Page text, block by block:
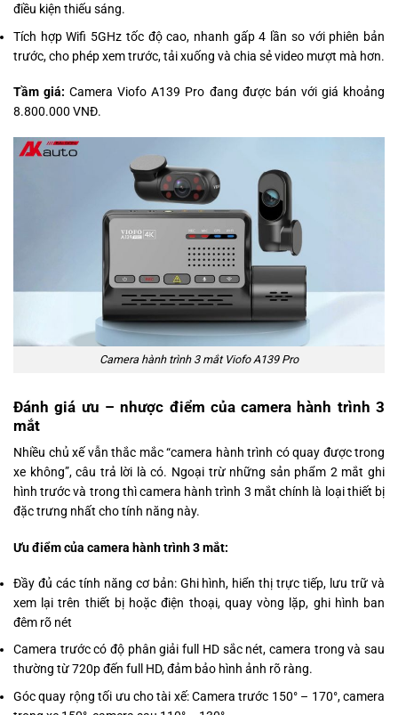
điều kiện thiếu sáng.
Tích hợp Wifi 5GHz tốc độ cao, nhanh gấp 4 lần so với phiên bản
trước, cho phép xem trước, tải xuống và chia sẻ video mượt mà hơn.
Tầm giá: Camera Viofo A139 Pro đang được bán với giá khoảng
8.800.000 VNĐ.
Camera hành trình 3 mắt Viofo A139 Pro
Đánh giá ưu – nhược điểm của camera hành trình 3
mắt
Nhiều chủ xế vẫn thắc mắc “camera hành trình có quay được trong
xe không”, câu trả lời là có. Ngoại trừ những sản phẩm 2 mắt ghi
hình trước và trong thì camera hành trình 3 mắt chính là loại thiết bị
đặc trưng nhất cho tính năng này.
Ưu điểm của camera hành trình 3 mắt:
Đầy đủ các tính năng cơ bản: Ghi hình, hiển thị trực tiếp, lưu trữ và
xem lại trên thiết bị hoặc điện thoại, quay vòng lặp, ghi hình ban
đêm rõ nét
Camera trước có độ phân giải full HD sắc nét, camera trong và sau
thường từ 720p đến full HD, đảm bảo hình ảnh rõ ràng.
Góc quay rộng tối ưu cho tài xế: Camera trước 150° – 170°, camera